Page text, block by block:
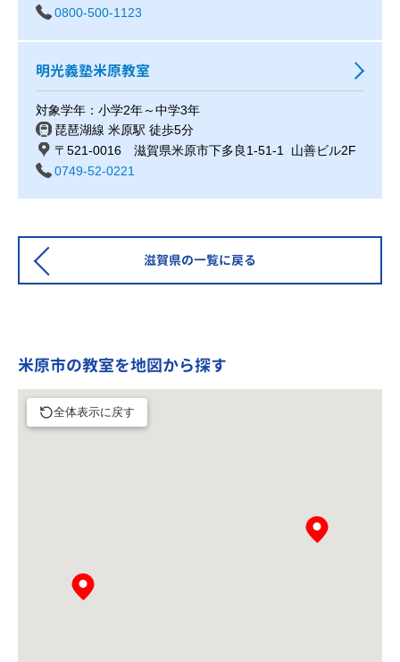
0800-500-1123
明光義塾米原教室
対象学年：小学2年～中学3年
琵琶湖線 米原駅 徒歩5分
〒521-0016 滋賀県米原市下多良1-51-1 山善ビル2F
0749-52-0221
滋賀県の一覧に戻る
米原市の教室を地図から探す
全体表示に戻す